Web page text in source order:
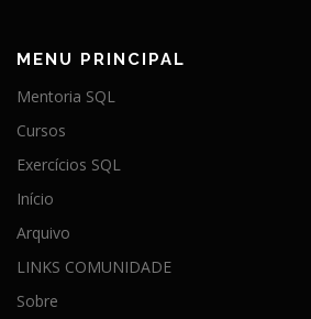
MENU PRINCIPAL
Mentoria SQL
Cursos
Exercícios SQL
Início
Arquivo
LINKS COMUNIDADE
Sobre